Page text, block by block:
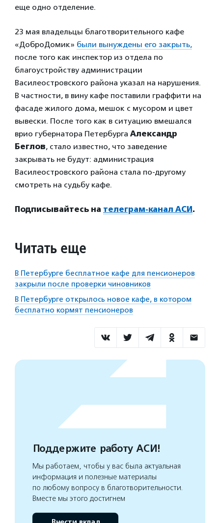
еще одно отделение.
23 мая владельцы благотворительного кафе
«ДоброДомик» были вынуждены его закрыть,
после того как инспектор из отдела по
благоустройству администрации
Василеостровского района указал на нарушения.
В частности, в вину кафе поставили граффити на
фасаде жилого дома, мешок с мусором и цвет
вывески. После того как в ситуацию вмешался
врио губернатора Петербурга Александр
Беглов, стало известно, что заведение
закрывать не будут: администрация
Василеостровского района стала по-другому
смотреть на судьбу кафе.
Подписывайтесь на телеграм-канал АСИ .
Читать еще
В Петербурге бесплатное кафе для пенсионеров
закрыли после проверки чиновников
В Петербурге открылось новое кафе, в котором
бесплатно кормят пенсионеров
Поддержите работу АСИ!
Мы работаем, чтобы у вас была актуальная
информация и полезные материалы
по любому вопросу в благотворительности.
Вместе мы этого достигнем